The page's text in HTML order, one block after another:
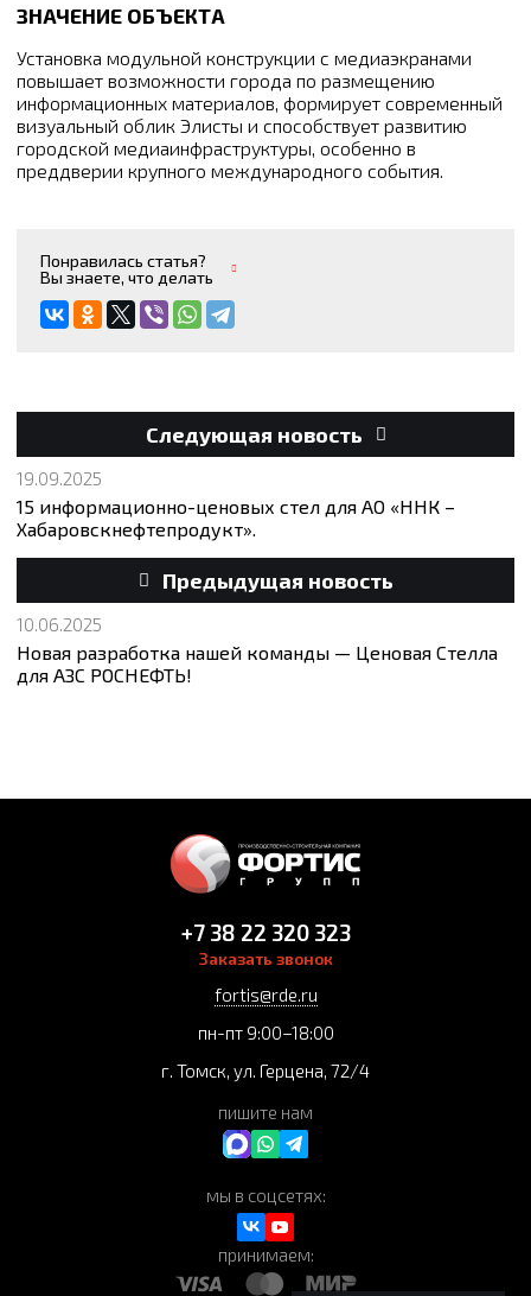
ЗНАЧЕНИЕ ОБЪЕКТА
Установка модульной конструкции с медиаэкранами
повышает возможности города по размещению
информационных материалов, формирует современный
визуальный облик Элисты и способствует развитию
городской медиаинфраструктуры, особенно в
преддверии крупного международного события.
Понравилась статья?
Вы знаете, что делать
Следующая новость
19.09.2025
15 информационно-ценовых стел для АО «ННК –
Хабаровскнефтепродукт».
Предыдущая новость
10.06.2025
Новая разработка нашей команды — Ценовая Стелла
для АЗС РОСНЕФТЬ!
+7 38 22 320 323
Заказать звонок
fortis@rde.ru
пн-пт 9:00–18:00
г. Томск, ул. Герцена, 72/4
пишите нам
принимаем:
мы в соцсетях: